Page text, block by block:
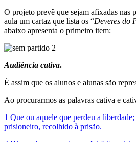
O projeto prevê que sejam afixadas nas
aula um cartaz que lista os “Deveres do
abaixo apresenta o primeiro item:
Audiência cativa.
É assim que os alunos e alunas são
Ao procurarmos as palavras cativa e
1 Que ou aquele que perdeu a
prisioneiro, recolhido à prisão.